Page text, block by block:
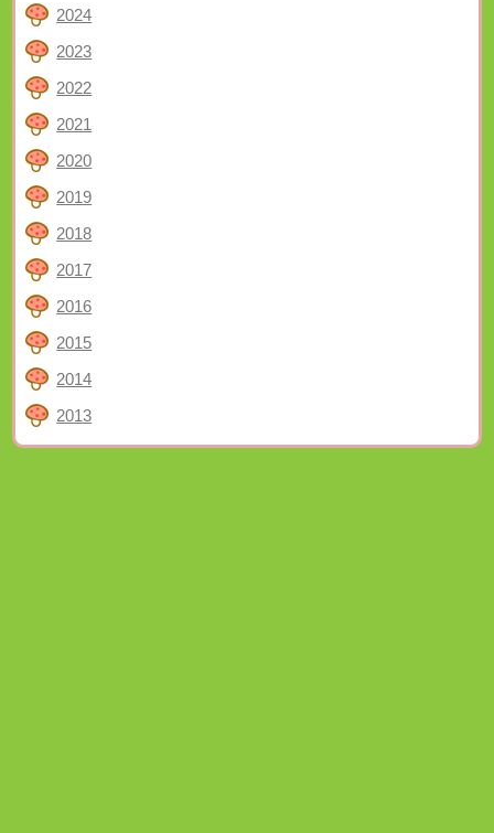
2024
2023
2022
2021
2020
2019
2018
2017
2016
2015
2014
2013